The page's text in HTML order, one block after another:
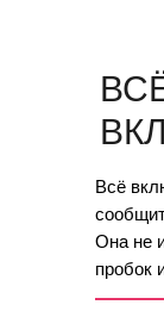
Всё
Она не
пробок